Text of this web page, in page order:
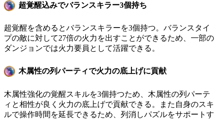
超覚醒込みでバランスキラー3個持ち
超覚醒を含めるとバランスキラーを3個持つ。バランスタイ
プの敵に対して27倍の火力を出すことができるため、一部の
ダンジョンでは火力要員として活躍できる。
木属性の列パーティで火力の底上げに貢献
木属性強化の覚醒スキルを3個持つため、木属性の列パーテ
ィと相性が良く火力の底上げで貢献できる。また自身のスキ
ルで操作時間を延長できるため、列消しパズルをサポートす